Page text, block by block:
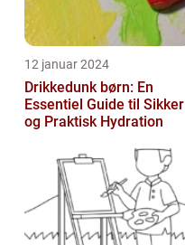
12 januar 2024
Drikkedunk børn: En
Essentiel Guide til Sikker
og Praktisk Hydration